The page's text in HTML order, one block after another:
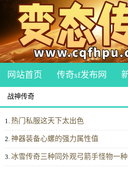
网站首页 传奇sf发布网
战神传奇
1. 热门私服这天下太出色
2. 神器装备心螺的强力属性值
3. 冰雪传奇三种同外观弓箭手怪物一